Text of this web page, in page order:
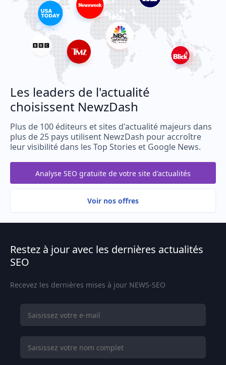
Les leaders de l'actualité
choisissent NewzDash
Plus de 100 éditeurs et sites d'actualité majeurs dans
plus de 25 pays utilisent NewzDash pour accroître
leur visibilité dans les Top Stories et Google News.
Analyse SEO gratuite de votre site d'actualités
Voir nos offres
Restez à jour avec les dernières actualités
SEO
Recevez les dernières mises à jour NEWS-SEO